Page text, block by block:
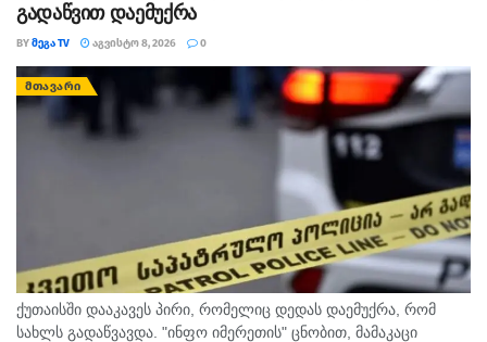
გამოძიება სისხლის სამართლის კოდექსის 260-ე, 260-ე
კვარტა და 261-ე მუხლებით მიმდინარეობს, რაც 20
წლამდე ან უვადო თავისუფლების აღკვეთას
ითვალისწინებს.
გადაწვით დაემუქრა
BYᲛᲔᲒᲐ TV ᲐᲒᲕᲘᲡᲢᲝ 8, 2026 0
ᲛᲗᲐᲕᲐᲠᲘ
ქუთაისში დააკავეს პირი, რომელიც დედას დაემუქრა, რომ
სახლს გადაწვავდა. "ინფო იმერეთის" ცნობით, მამაკაცი